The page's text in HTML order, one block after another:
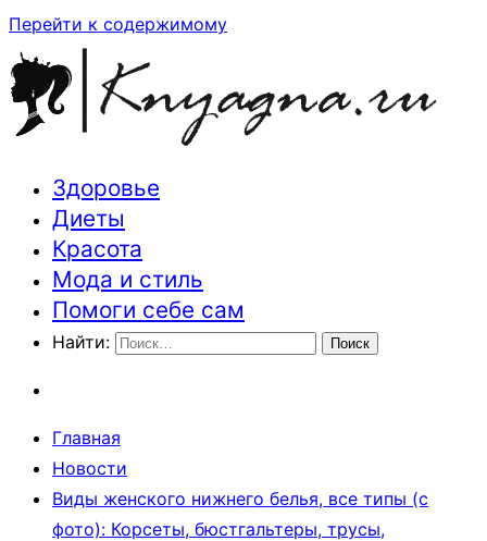
Перейти к содержимому
Траектория здоровья и красоты
Здоровье
Диеты
Красота
Мода и стиль
Помоги себе сам
Найти:
Главная
Новости
Виды женского нижнего белья, все типы (с
фото): Корсеты, бюстгальтеры, трусы,